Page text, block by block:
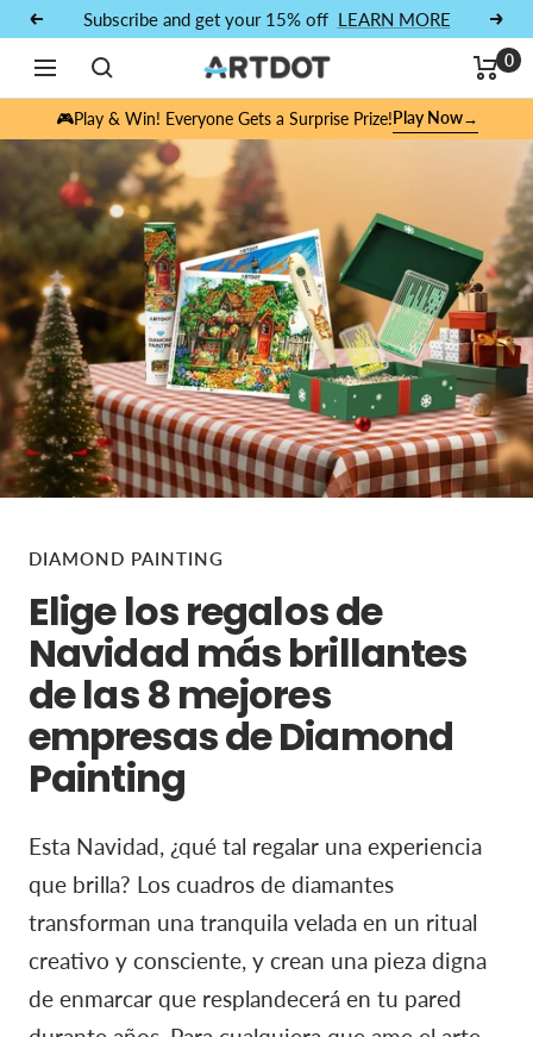
saltar al contenido
AnteriorSubscribe and get your 15% off LEARN MORE
Navegación ARTDOT
0
🎮Play & Win! Everyone Gets a Surprise Prize!Play Now→
DIAMOND PAINTING
Elige los regalos de
Navidad más brillantes
de las 8 mejores
empresas de Diamond
Painting
Esta Navidad, ¿qué tal regalar una experiencia
que brilla? Los cuadros de diamantes
transforman una tranquila velada en un ritual
creativo y consciente, y crean una pieza digna
de enmarcar que resplandecerá en tu pared